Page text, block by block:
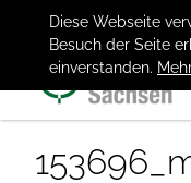
Diese Webseite
Besuch der Seite
einverstanden.